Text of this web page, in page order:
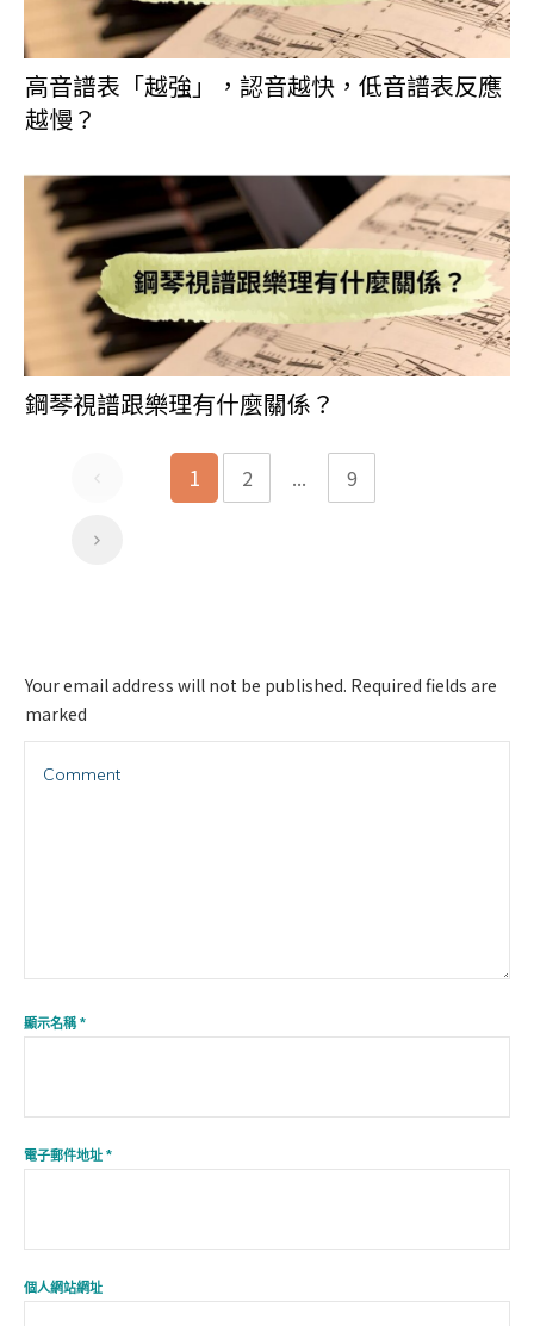
高音譜表「越強」，認音越快，低音譜表反應
越慢？
鋼琴視譜跟樂理有什麼關係？
1 2 ... 9
Your email address will not be published. Required fields are
marked
顯示名稱 *
電子郵件地址 *
個人網站網址